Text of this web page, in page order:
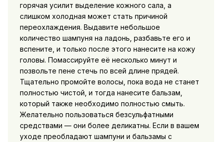
горячая усилит выделение кожного сала, а
слишком холодная может стать причиной
переохлаждения. Выдавите небольшое
количество шампуня на ладонь, разбавьте его и
вспените, и только после этого нанесите на кожу
головы. Помассируйте её несколько минут и
позвольте пене стечь по всей длине прядей.
Тщательно промойте волосы, пока вода не станет
полностью чистой, и тогда нанесите бальзам,
который также необходимо полностью смыть.
Желательно пользоваться безсульфатными
средствами — они более деликатны. Если в вашем
уходе преобладают шампуни и бальзамы с